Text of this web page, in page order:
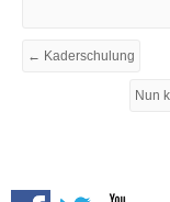
← Kaderschulung